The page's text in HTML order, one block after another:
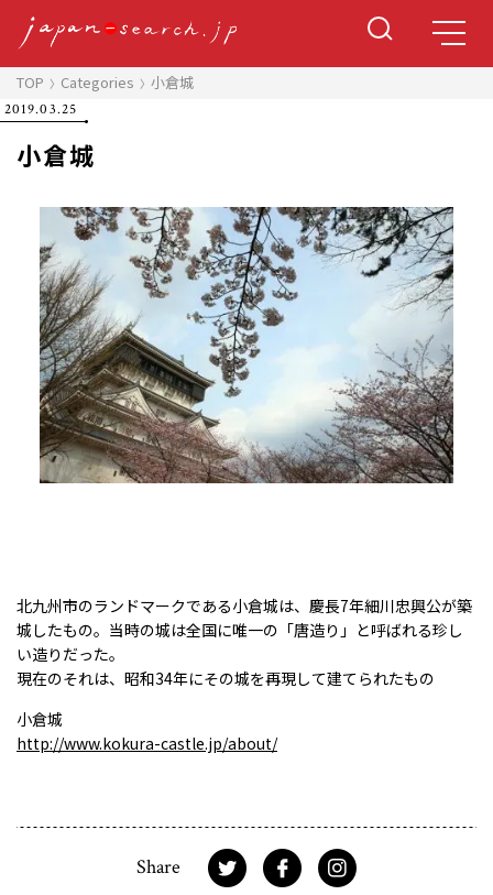
TOP Categories 小倉城
2019.03.25
小倉城
北九州市のランドマークである小倉城は、慶長7年細川忠興公が築
城したもの。当時の城は全国に唯一の「唐造り」と呼ばれる珍し
い造りだった。
現在のそれは、昭和34年にその城を再現して建てられたもの
小倉城
http://www.kokura-castle.jp/about/
Share